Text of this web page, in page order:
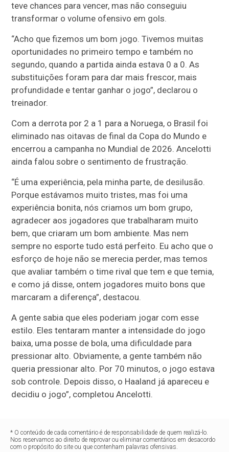
teve chances para vencer, mas não conseguiu
transformar o volume ofensivo em gols.
“Acho que fizemos um bom jogo. Tivemos muitas
oportunidades no primeiro tempo e também no
segundo, quando a partida ainda estava 0 a 0. As
substituições foram para dar mais frescor, mais
profundidade e tentar ganhar o jogo”, declarou o
treinador.
Com a derrota por 2 a 1 para a Noruega, o Brasil foi
eliminado nas oitavas de final da Copa do Mundo e
encerrou a campanha no Mundial de 2026. Ancelotti
ainda falou sobre o sentimento de frustração.
“É uma experiência, pela minha parte, de desilusão.
Porque estávamos muito tristes, mas foi uma
experiência bonita, nós criamos um bom grupo,
agradecer aos jogadores que trabalharam muito
bem, que criaram um bom ambiente. Mas nem
sempre no esporte tudo está perfeito. Eu acho que o
esforço de hoje não se merecia perder, mas temos
que avaliar também o time rival que tem e que temia,
e como já disse, ontem jogadores muito bons que
marcaram a diferença”, destacou.
A gente sabia que eles poderiam jogar com esse
estilo. Eles tentaram manter a intensidade do jogo
baixa, uma posse de bola, uma dificuldade para
pressionar alto. Obviamente, a gente também não
queria pressionar alto. Por 70 minutos, o jogo estava
sob controle. Depois disso, o Haaland já apareceu e
decidiu o jogo”, completou Ancelotti.
* O conteúdo de cada comentário é de responsabilidade de quem realizá-lo.
Nos reservamos ao direito de reprovar ou eliminar comentários em desacordo
com o propósito do site ou que contenham palavras ofensivas.